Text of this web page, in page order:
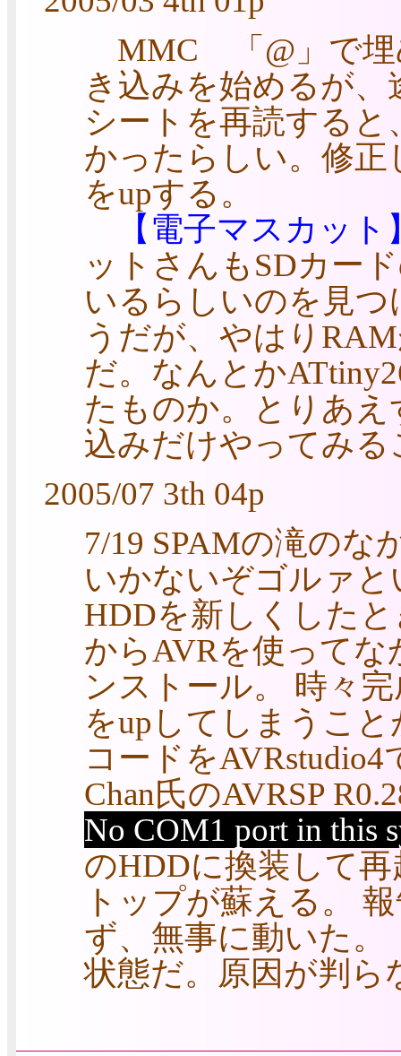
MMC 「@」で埋
き込みを始めるが
シートを再読すると
かったらしい。修正
をupする。
【電子マスカット
ットさんもSDカー
いるらしいのを見
うだが、やはり
だ。なんとか
たものか。とりあ
込みだけやってみる
2005/07 3th 04p
7/19 SPAMの滝のな
いかないぞゴルァ
HDDを新しくした
からAVRを使って
ンストール。 時々
をupしてしまうこ
コードを
Chan氏のAVRSP
No COM1 port in
のHDDに換装して
トップが蘇える。
ず、無事に動いた
状態だ。原因が判ら